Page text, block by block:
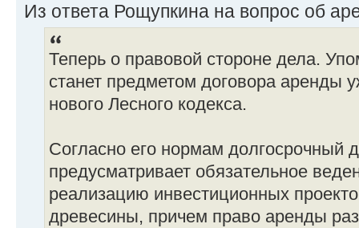
Из ответа Рощупкина на вопрос об
Теперь о правовой стороне дела.
станет предметом договора аренды
нового Лесного кодекса.
Согласно его нормам долгосрочный
предусматривает обязательное
реализацию инвестиционных
древесины, причем право аренды